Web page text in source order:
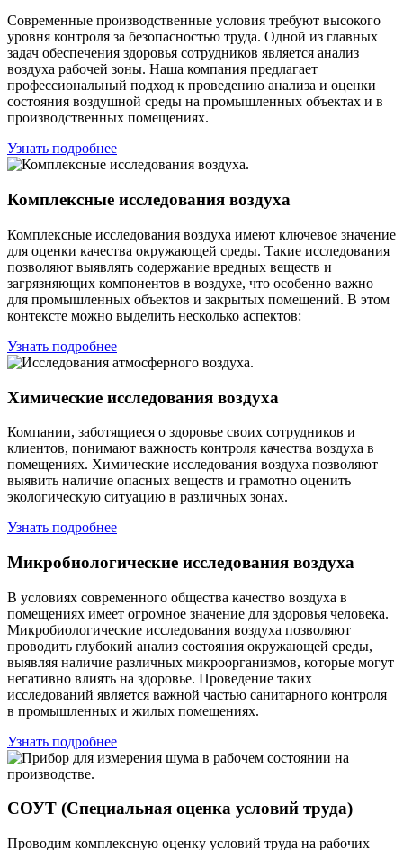
Современные производственные условия требуют высокого
уровня контроля за безопасностью труда. Одной из главных
задач обеспечения здоровья сотрудников является анализ
воздуха рабочей зоны. Наша компания предлагает
профессиональный подход к проведению анализа и оценки
состояния воздушной среды на промышленных объектах и в
производственных помещениях.
Узнать подробнее
Комплексные исследования воздуха
Комплексные исследования воздуха имеют ключевое значение
для оценки качества окружающей среды. Такие исследования
позволяют выявлять содержание вредных веществ и
загрязняющих компонентов в воздухе, что особенно важно
для промышленных объектов и закрытых помещений. В этом
контексте можно выделить несколько аспектов:
Узнать подробнее
Химические исследования воздуха
Компании, заботящиеся о здоровье своих сотрудников и
клиентов, понимают важность контроля качества воздуха в
помещениях. Химические исследования воздуха позволяют
выявить наличие опасных веществ и грамотно оценить
экологическую ситуацию в различных зонах.
Узнать подробнее
Микробиологические исследования воздуха
В условиях современного общества качество воздуха в
помещениях имеет огромное значение для здоровья человека.
Микробиологические исследования воздуха позволяют
проводить глубокий анализ состояния окружающей среды,
выявляя наличие различных микроорганизмов, которые могут
негативно влиять на здоровье. Проведение таких
исследований является важной частью санитарного контроля
в промышленных и жилых помещениях.
Узнать подробнее
СОУТ (Специальная оценка условий труда)
Проводим комплексную оценку условий труда на рабочих